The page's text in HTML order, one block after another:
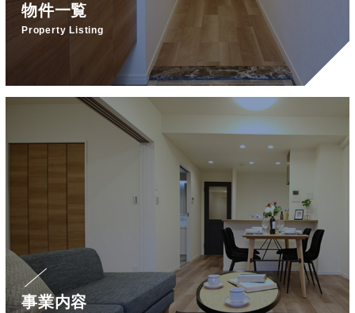
物件一覧
Property Listing
事業内容